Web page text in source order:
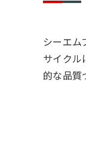
シーエム
サイクル
的な品質